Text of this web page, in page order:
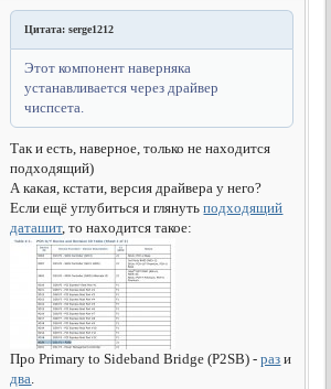
Цитата: serge1212
Этот компонент наверняка
устанавливается через драйвер
чиспсета.
Так и есть, наверное, только не находится
подходящий)
А какая, кстати, версия драйвера у него?
Если ещё углубиться и глянутьподходящий
даташит, то находится такое:
Про Primary to Sideband Bridge (P2SB) -раз и
два.